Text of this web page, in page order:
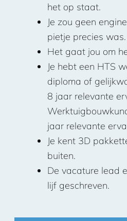
het op staat.
Je zou geen
pietje precies was.
Het gaat jou om
Je hebt een HTS
diploma of
8 jaar relevante
jaar relevante
Je kent 3D
buiten.
De vacature lead
lijf geschreven.